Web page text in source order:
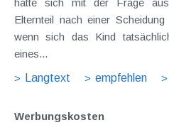
Elternteil nach einer
wenn sich das Kind
eines...
Langtext
empfehlen
Werbungskosten